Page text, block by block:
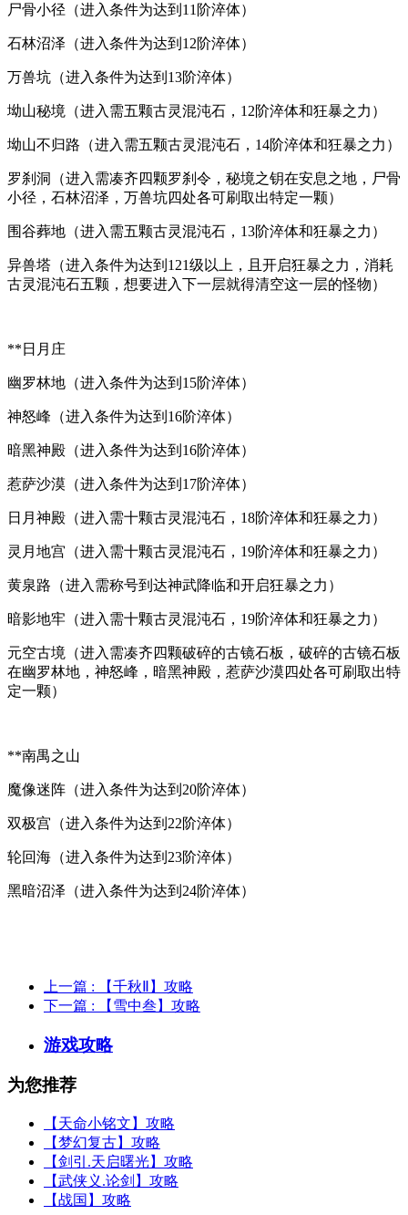
尸骨小径（进入条件为达到11阶淬体）
石林沼泽（进入条件为达到12阶淬体）
万兽坑（进入条件为达到13阶淬体）
坳山秘境（进入需五颗古灵混沌石，12阶淬体和狂暴之力）
坳山不归路（进入需五颗古灵混沌石，14阶淬体和狂暴之力）
罗刹洞（进入需凑齐四颗罗刹令，秘境之钥在安息之地，尸骨
小径，石林沼泽，万兽坑四处各可刷取出特定一颗）
围谷葬地（进入需五颗古灵混沌石，13阶淬体和狂暴之力）
异兽塔（进入条件为达到121级以上，且开启狂暴之力，消耗
古灵混沌石五颗，想要进入下一层就得清空这一层的怪物）
**日月庄
幽罗林地（进入条件为达到15阶淬体）
神怒峰（进入条件为达到16阶淬体）
暗黑神殿（进入条件为达到16阶淬体）
惹萨沙漠（进入条件为达到17阶淬体）
日月神殿（进入需十颗古灵混沌石，18阶淬体和狂暴之力）
灵月地宫（进入需十颗古灵混沌石，19阶淬体和狂暴之力）
黄泉路（进入需称号到达神武降临和开启狂暴之力）
暗影地牢（进入需十颗古灵混沌石，19阶淬体和狂暴之力）
元空古境（进入需凑齐四颗破碎的古镜石板，破碎的古镜石板
在幽罗林地，神怒峰，暗黑神殿，惹萨沙漠四处各可刷取出特
定一颗）
**南禺之山
魔像迷阵（进入条件为达到20阶淬体）
双极宫（进入条件为达到22阶淬体）
轮回海（进入条件为达到23阶淬体）
黑暗沼泽（进入条件为达到24阶淬体）
上一篇 : 【千秋Ⅱ】攻略
下一篇 : 【雪中叁】攻略
游戏攻略
为您推荐
【天命小铭文】攻略
【梦幻复古】攻略
【剑引.天启曙光】攻略
【武侠义.论剑】攻略
【战国】攻略